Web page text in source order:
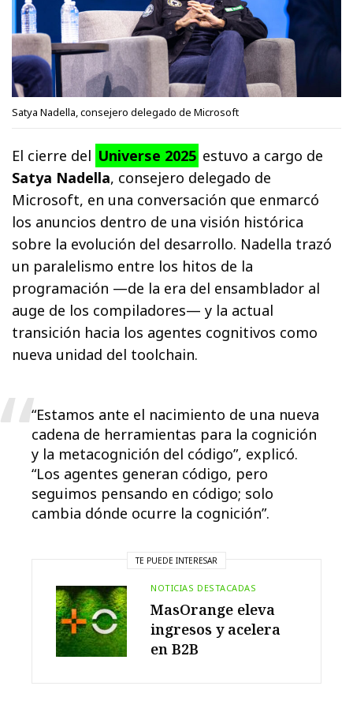
Satya Nadella, consejero delegado de Microsoft
El cierre del Universe 2025 estuvo a cargo de
Satya Nadella, consejero delegado de
Microsoft, en una conversación que enmarcó
los anuncios dentro de una visión histórica
sobre la evolución del desarrollo. Nadella trazó
un paralelismo entre los hitos de la
programación —de la era del ensamblador al
auge de los compiladores— y la actual
transición hacia los agentes cognitivos como
nueva unidad del toolchain.
“Estamos ante el nacimiento de una nueva
cadena de herramientas para la cognición
y la metacognición del código”, explicó.
“Los agentes generan código, pero
seguimos pensando en código; solo
cambia dónde ocurre la cognición”.
TE PUEDE INTERESAR
NOTICIAS DESTACADAS
MasOrange eleva
ingresos y acelera
en B2B